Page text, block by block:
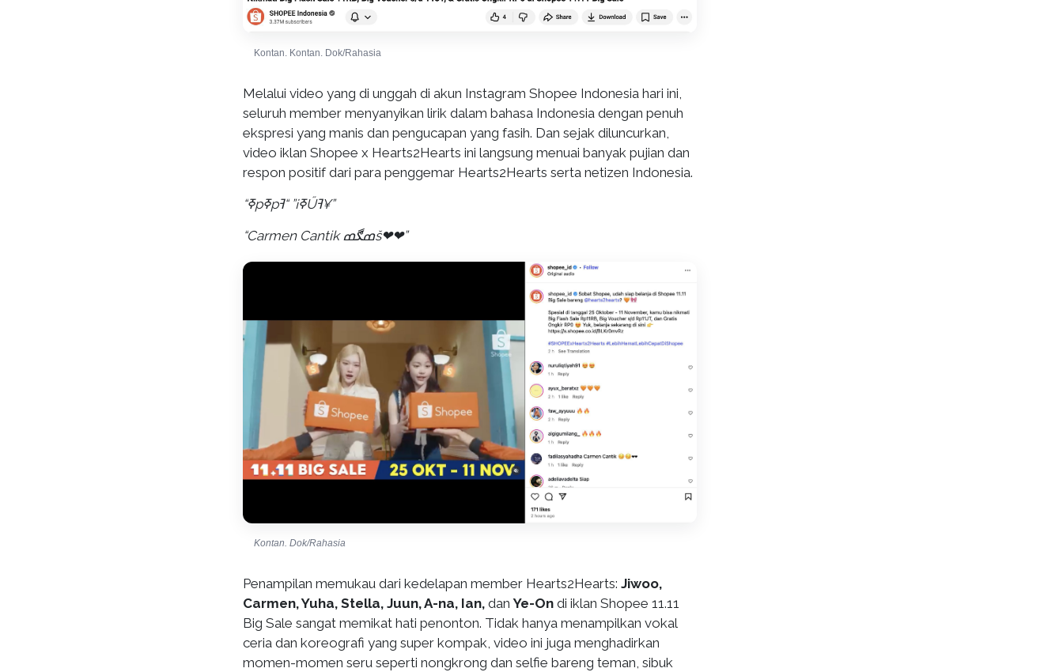
Kontan. Kontan. Dok/Rahasia
Melalui video yang di unggah di akun Instagram Shopee Indonesia hari ini,
seluruh member menyanyikan lirik dalam bahasa Indonesia dengan penuh
ekspresi yang manis dan pengucapan yang fasih. Dan sejak diluncurkan,
video iklan Shopee x Hearts2Hearts ini langsung menuai banyak pujian dan
respon positif dari para penggemar Hearts2Hearts serta netizen Indonesia.
“ߧpߧpߧ¡” “ ߔŰߔ¥”
“Carmen Cantik
ߘڰߘš❤❤”
Kontan. Dok/Rahasia
Penampilan memukau dari kedelapan member Hearts2Hearts: Jiwoo,
Carmen, Yuha, Stella, Juun, A-na, Ian, danYe-On di iklan Shopee 11.11
Big Sale sangat memikat hati penonton. Tidak hanya menampilkan vokal
ceria dan koreografi yang super kompak, video ini juga menghadirkan
momen-momen seru seperti nongkrong dan selfie bareng teman, sibuk